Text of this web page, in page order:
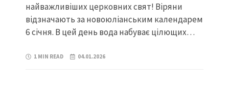
найважливіших церковних свят! Віряни
відзначають за новоюліанським календарем
6 січня. В цей день вода набуває цілющих…
1 MIN READ 04.01.2026